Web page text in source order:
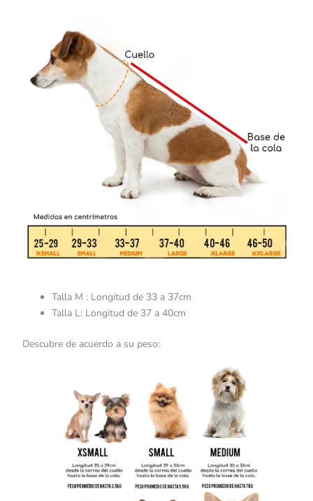
Talla M : Longitud de 33 a 37cm
Talla L: Longitud de 37 a 40cm
Descubre de acuerdo a su peso: